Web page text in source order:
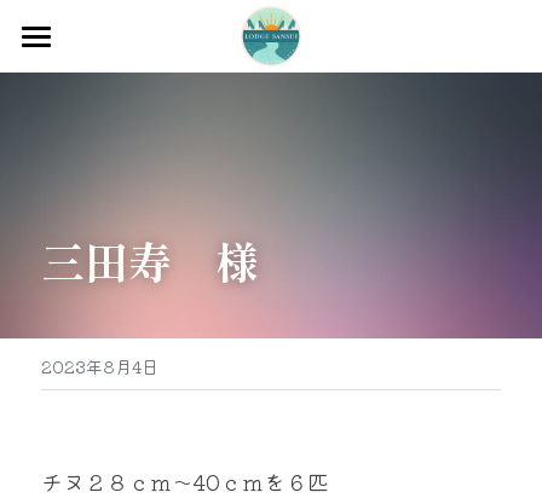
ホーム
牡蠣販売
グッズ販売
お問い合わせ
三田寿　様
2023年8月4日
チヌ２８ｃｍ～40ｃｍを６匹